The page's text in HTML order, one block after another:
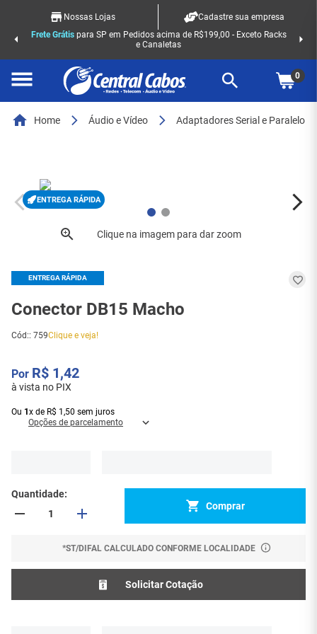
Nossas Lojas
Cadastre sua empresa
Frete Grátispara SP em Pedidos acima de R$199,00 - Exceto Racks
e Canaletas
0
Home Áudio e Vídeo Adaptadores Serial e Paralelo
ENTREGA RÁPIDA
ENTREGA RÁPIDA
Conector DB15 Macho
Cód:: 759Clique e veja!
R$ 1,42
à vista no PIX
Ou 1 x de R$ 1 ,50 sem juros
Opções de parcelamento
Quantidade
Comprar
*ST/DIFAL CALCULADO CONFORME LOCALIDADE
Solicitar Cotação